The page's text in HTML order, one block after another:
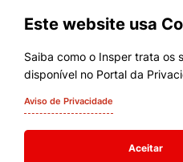
Este website usa
Saiba como o Insper trata os
disponível no Portal da
Aviso de Privacidade
Aceitar
Quem Somos
Comunidade Transforme